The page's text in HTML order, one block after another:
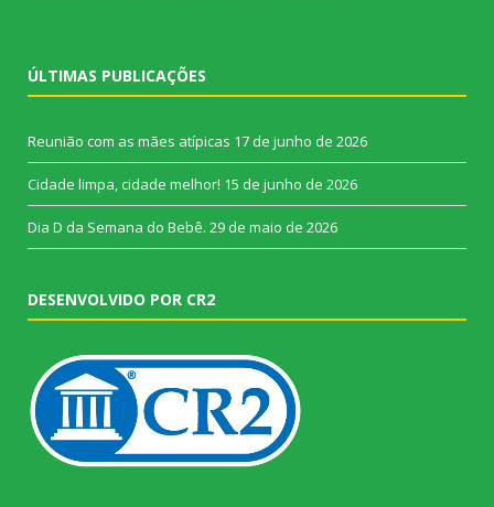
ÚLTIMAS PUBLICAÇÕES
Reunião com as mães atípicas 17 de junho de 2026
Cidade limpa, cidade melhor! 15 de junho de 2026
Dia D da Semana do Bebê. 29 de maio de 2026
DESENVOLVIDO POR CR2